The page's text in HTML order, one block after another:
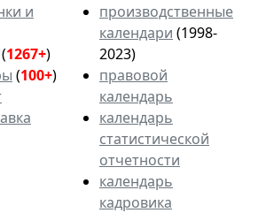
и
(1267+)
(100+)
производственные
календари (1998-
2023)
правовой
календарь
календарь
статистической
отчетности
календарь
кадровика